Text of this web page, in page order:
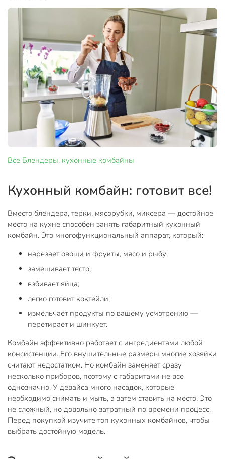
Все Блендеры, кухонные комбайны
Кухонный комбайн: готовит все!
Вместо блендера, терки, мясорубки, миксера — достойное
место на кухне способен занять габаритный кухонный
комбайн. Это многофункциональный аппарат, который:
нарезает овощи и фрукты, мясо и рыбу;
замешивает тесто;
взбивает яйца;
легко готовит коктейли;
измельчает продукты по вашему усмотрению —
перетирает и шинкует.
Комбайн эффективно работает с ингредиентами любой
консистенции. Его внушительные размеры многие хозяйки
считают недостатком. Но комбайн заменяет сразу
несколько приборов, поэтому с габаритами не все
однозначно. У девайса много насадок, которые
необходимо снимать и мыть, а затем ставить на место. Это
не сложный, но довольно затратный по времени процесс.
Перед покупкой изучите топ кухонных комбайнов, чтобы
выбрать достойную модель.